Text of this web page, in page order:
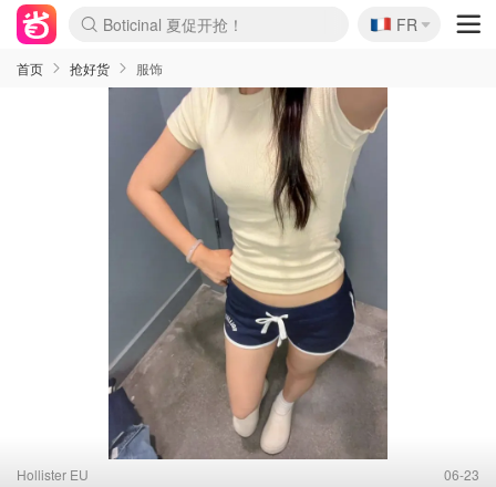
4折！lulu周四疯狂上新
还没结束！&OtherStories大促
Joybuy变相75折 随时失效
速领！Stanley独家85折
疑似霸哥！Camper额外叠85折
Zalando 奥莱闪促！每日更新
Moncler反季囤！5折起+叠9折
Coach Brooklyn仅€192
🇫🇷
FR
首页 抢好货 服饰
Hollister EU 06-23